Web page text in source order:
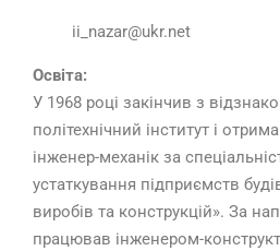
ii_nazar@ukr.net
Освіта:
У 1968 році закінчив з
політехнічний інститут і
інженер-механік за
устаткування підприємств
виробів та конструкцій». За
працював інженером-